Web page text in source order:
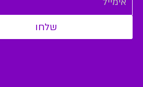
שלחו